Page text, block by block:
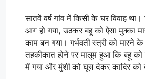
सातवें वर्ष गांव में किसी के घर विवाह
आग हो गया, उठकर बहू को ऐसा मुक्का
काम बन गया। गर्भवती स्त्री को मारने
तहकीकात होने पर मालूम हुआ कि बहू को
में गया और मुंशी को घूस देकर कादिर को